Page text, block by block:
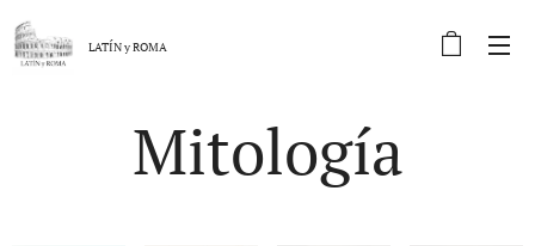
LATÍN yROMA
Mitología